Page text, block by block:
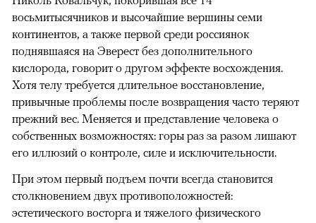
восьмитысячников и высочайшие вершины семи
континентов, а также первой среди россиянок
поднявшаяся на Эверест без дополнительного
кислорода, говорит о другом эффекте восхождения.
Хотя телу требуется длительное восстановление,
привычные проблемы после возвращения часто теряют
прежний вес. Меняется и представление человека о
собственных возможностях: горы раз за разом лишают
его иллюзий о контроле, силе и исключительности.
При этом первый подъем почти всегда становится
столкновением двух противоположностей:
эстетического восторга и тяжелого физического